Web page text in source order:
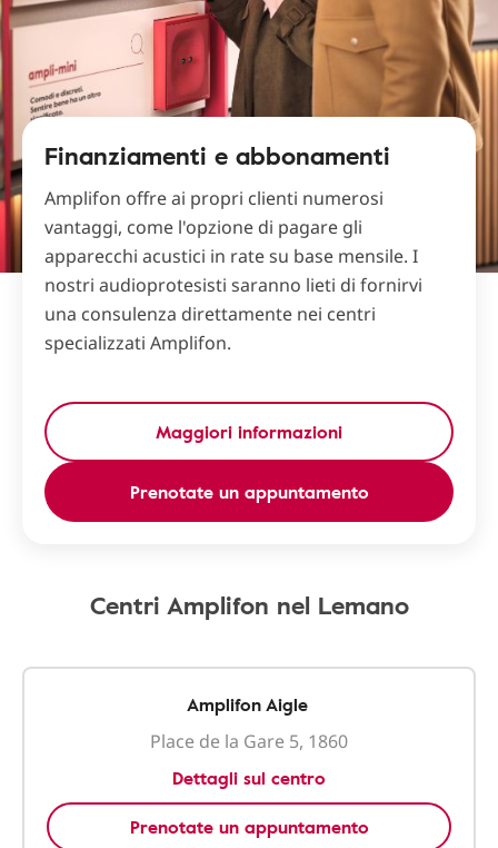
Finanziamenti e abbonamenti
Amplifon offre ai propri clienti numerosi
vantaggi, come l'opzione di pagare gli
apparecchi acustici in rate su base mensile. I
nostri audioprotesisti saranno lieti di fornirvi
una consulenza direttamente nei centri
specializzati Amplifon.
Maggiori informazioni
Prenotate un appuntamento
Centri Amplifon nel Lemano
Amplifon Aigle
Place de la Gare 5, 1860
Dettagli sul centro
Prenotate un appuntamento